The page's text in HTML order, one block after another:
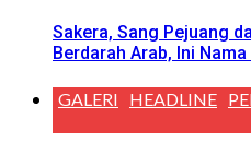
Sakera, Sang Pejuang
Berdarah Arab, Ini
GALERI HEADLINE